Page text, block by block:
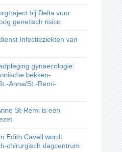
bij Delta voor
genetisch risico
Infectieziekten van
gynaecologie:
bekken-
Anna/St.-Remi-
St-Remi is een
Edith Cavell wordt
chirurgisch dagcentrum